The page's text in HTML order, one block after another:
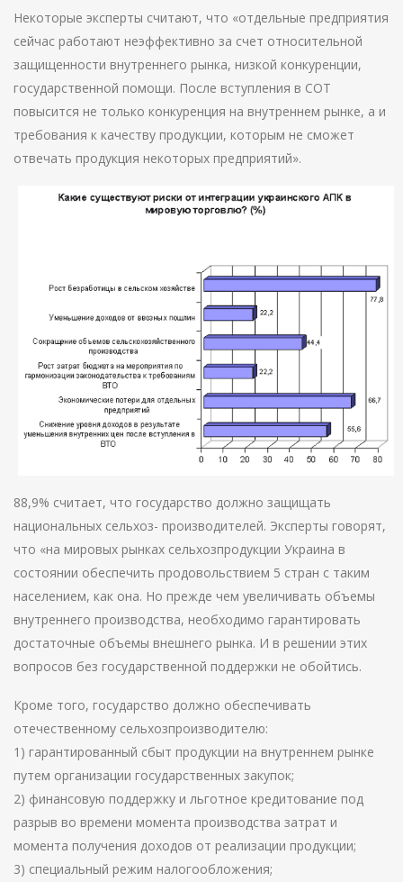
Некоторые эксперты считают, что «отдельные предприятия
сейчас работают неэффективно за счет относительной
защищенности внутреннего рынка, низкой конкуренции,
государственной помощи. После вступления в СОТ
повысится не только конкуренция на внутреннем рынке, а и
требования к качеству продукции, которым не сможет
отвечать продукция некоторых предприятий».
88,9% считает, что государство должно защищать
национальных сельхоз- производителей. Эксперты говорят,
что «на мировых рынках сельхозпродукции Украина в
состоянии обеспечить продовольствием 5 стран с таким
населением, как она. Но прежде чем увеличивать объемы
внутреннего производства, необходимо гарантировать
достаточные объемы внешнего рынка. И в решении этих
вопросов без государственной поддержки не обойтись.
Кроме того, государство должно обеспечивать
отечественному сельхозпроизводителю:
1) гарантированный сбыт продукции на внутреннем рынке
путем организации государственных закупок;
2) финансовую поддержку и льготное кредитование под
разрыв во времени момента производства затрат и
момента получения доходов от реализации продукции;
3) специальный режим налогообложения;